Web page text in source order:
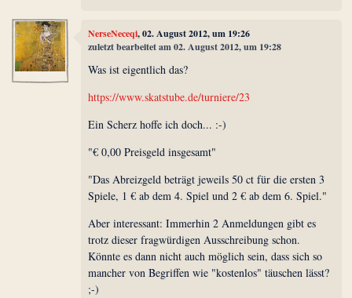
NerseNeceqi, 02. August 2012, um 19:26
zuletzt bearbeitet am 02. August 2012, um 19:28
Was ist eigentlich das?
https://www.skatstube.de/turniere/23
Ein Scherz hoffe ich doch... :-)
"€ 0,00 Preisgeld insgesamt"
"Das Abreizgeld beträgt jeweils 50 ct für die ersten 3
Spiele, 1 € ab dem 4. Spiel und 2 € ab dem 6. Spiel."
Aber interessant: Immerhin 2 Anmeldungen gibt es
trotz dieser fragwürdigen Ausschreibung schon.
Könnte es dann nicht auch möglich sein, dass sich so
mancher von Begriffen wie "kostenlos" täuschen lässt?
;-)